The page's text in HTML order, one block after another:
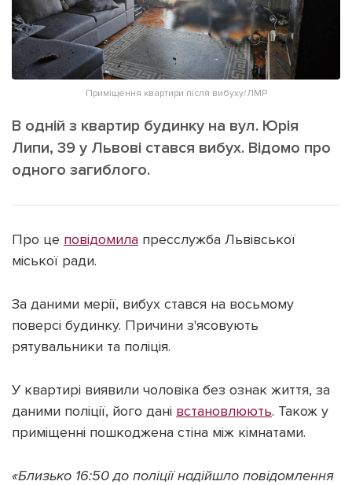
Інтерв'ю
Картки
Репортаж
Розслідування
Погляди
Ініціативи
Лонгріди
Прес-релізи
Фото/Відео
Made in Lviv
Зв'язатися з нами
[email protected]
Наші соц мережі
Підтримати dyvys.info
Приміщення квартири після вибуху/ЛМР
В одній з квартир будинку на вул. Юрія
Липи, 39 у Львові стався вибух. Відомо про
одного загиблого.
Про це повідомила пресслужба Львівської
міської ради.
За даними мерії, вибух стався на восьмому
поверсі будинку. Причини з'ясовують
рятувальники та поліція.
У квартирі виявили чоловіка без ознак життя, за
даними поліції, його дані встановлюють. Також у
приміщенні пошкоджена стіна між кімнатами.
«Близько 16:50 до поліції надійшло повідомлення